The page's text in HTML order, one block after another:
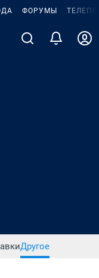
ФОРУМЫ
Другое